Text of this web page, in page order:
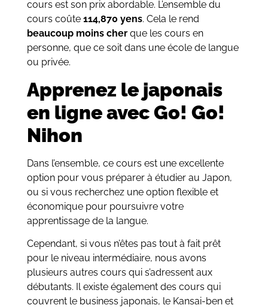
cours est son prix abordable. L’ensemble du
cours coûte 114,870 yens. Cela le rend
beaucoup moins cherque les cours en
personne, que ce soit dans une école de langue
ou privée.
Apprenez le japonais
en ligne avec Go! Go!
Nihon
Dans l’ensemble, ce cours est une excellente
option pour vous préparer à étudier au Japon,
ou si vous recherchez une option flexible et
économique pour poursuivre votre
apprentissage de la langue.
Cependant, si vous n’êtes pas tout à fait prêt
pour le niveau intermédiaire, nous avons
plusieurs autres cours qui s’adressent aux
débutants. Il existe également des cours qui
couvrent le business japonais, le Kansai-ben et